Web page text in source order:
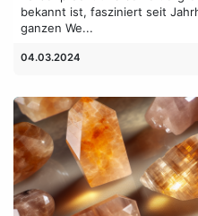
bekannt ist, fasziniert seit
ganzen We...
04.03.2024